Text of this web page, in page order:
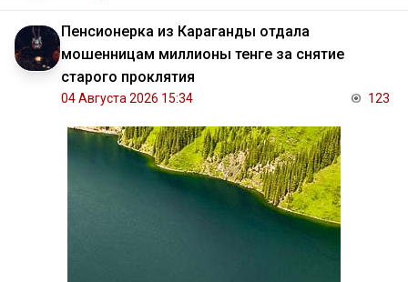
Пенсионерка из Караганды отдала
мошенницам миллионы тенге за снятие
старого проклятия
04 Августа 2026 15:34 123